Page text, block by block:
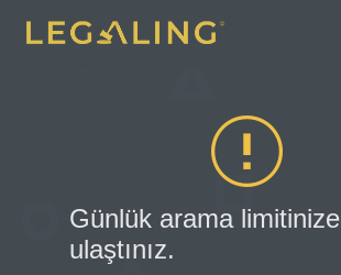
Günlük arama limitinize
ulaştınız.